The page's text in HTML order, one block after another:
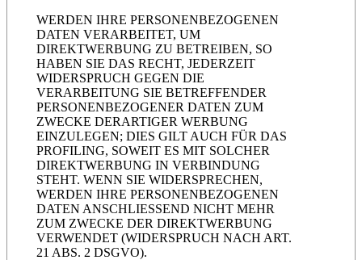
WERDEN IHRE PERSONENBEZOGENEN
DATEN VERARBEITET, UM
DIREKTWERBUNG ZU BETREIBEN, SO
HABEN SIE DAS RECHT, JEDERZEIT
WIDERSPRUCH GEGEN DIE
VERARBEITUNG SIE BETREFFENDER
PERSONENBEZOGENER DATEN ZUM
ZWECKE DERARTIGER WERBUNG
EINZULEGEN; DIES GILT AUCH FÜR DAS
PROFILING, SOWEIT ES MIT SOLCHER
DIREKTWERBUNG IN VERBINDUNG
STEHT. WENN SIE WIDERSPRECHEN,
WERDEN IHRE PERSONENBEZOGENEN
DATEN ANSCHLIESSEND NICHT MEHR
ZUM ZWECKE DER DIREKTWERBUNG
VERWENDET (WIDERSPRUCH NACH ART.
21 ABS. 2 DSGVO).